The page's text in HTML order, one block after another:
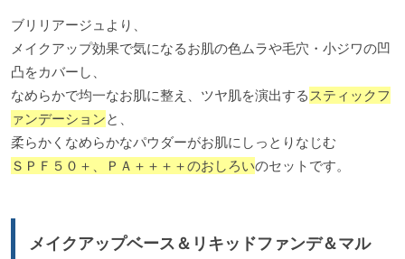
ブリリアージュより、
メイクアップ効果で気になるお肌の色ムラや毛穴・小ジワの凹
凸をカバーし、
なめらかで均一なお肌に整え、ツヤ肌を演出する スティックフ
ァンデーションと、
柔らかくなめらかなパウダーがお肌にしっとりなじむ
ＳＰＦ５０＋、ＰＡ＋＋＋＋のおしろいのセットです。
メイクアップベース＆リキッドファンデ＆マル